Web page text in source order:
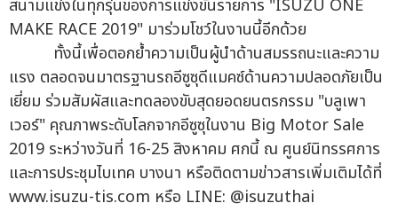
สนามแข่งในทุกรุ่นของการแข่งขันรายการ "ISUZU ONE
MAKE RACE 2019" มาร่วมโชว์ในงานนี้อีกด้วย
ทั้งนี้เพื่อตอกย้ำความเป็นผู้นำด้านสมรรถนะและความ
แรง ตลอดจนมาตรฐานรถอีซูซุดีแมคซ์ด้านความปลอดภัยเป็น
เยี่ยม ร่วมสัมผัสและทดลองขับสุดยอดยนตรกรรม "บลูเพา
เวอร์" คุณภาพระดับโลกจากอีซูซุในงาน Big Motor Sale
2019 ระหว่างวันที่ 16-25 สิงหาคม ศกนี้ ณ ศูนย์นิทรรศการ
และการประชุมไบเทค บางนา หรือติดตามข่าวสารเพิ่มเติมได้ที่
www.isuzu-tis.com หรือ LINE: @isuzuthai